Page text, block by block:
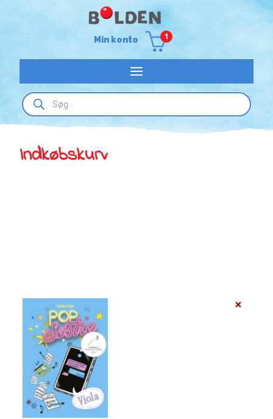
Min konto 1
Products
search
Indkøbskurv
×